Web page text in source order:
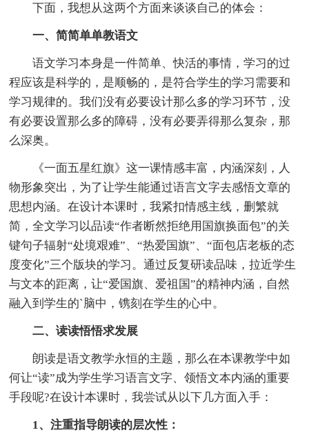
下面，我想从这两个方面来谈谈自己的体会：
一、简简单单教语文
语文学习本身是一件简单、快活的事情，学习的过
程应该是科学的，是顺畅的，是符合学生的学习需要和
学习规律的。我们没有必要设计那么多的学习环节，没
有必要设置那么多的障碍，没有必要弄得那么复杂，那
么深奥。
《一面五星红旗》这一课情感丰富，内涵深刻，人
物形象突出，为了让学生能通过语言文字去感悟文章的
思想内涵。在设计本课时，我紧扣情感主线，删繁就
简，全文学习以品读“作者断然拒绝用国旗换面包”的关
键句子辐射“处境艰难”、“热爱国旗”、“面包店老板的态
度变化”三个版块的学习。通过反复研读品味，拉近学生
与文本的距离，让“爱国旗、爱祖国”的精神内涵，自然
融入到学生的`脑中，镌刻在学生的心中。
二、读读悟悟求发展
朗读是语文教学永恒的主题，那么在本课教学中如
何让“读”成为学生学习语言文字、领悟文本内涵的重要
手段呢?在设计本课时，我尝试从以下几方面入手：
1、注重指导朗读的层次性：